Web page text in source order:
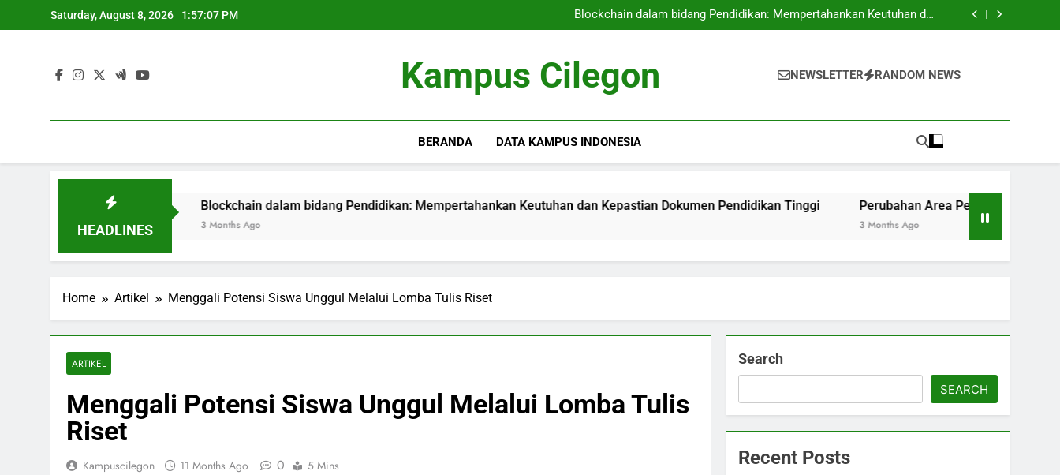
to
Saturday, August 8, 2026 1:57:08 PM
Blockchain dalam bidang Pendidikan: Mempertahankan Keutuhan dan
Kepastian Dokumen Pendidikan Tinggi
Perubahan Area Pembelajaran: Dari Ruang Konvensional menuju Kelas
Blockchain dalam bidang Pendidikan: Mempertahankan Keutuhan dan
Kepastian Dokumen Pendidikan Tinggi
Perubahan Area Pembelajaran: Dari Ruang Konvensional menuju Kelas
Kampus Cilegon NEWSLETTER RANDOM NEWS
BERANDA DATA KAMPUS INDONESIA
HEADLINES
Blockchain dalam bidang Pendidikan: Mempertahankan Keutuhan dan Kepastian Dokumen Pendidikan Tinggi
3 Months Ago
Perubahan Area Pembelajaran: Dari Ruang
Home Artikel Menggali Potensi Siswa Unggul Melalui Lomba Tulis Riset
ARTIKEL
Menggali Potensi Siswa Unggul Melalui Lomba Tulis
Riset
Kampuscilegon 11 Months Ago 0 5 Mins
Search
SEARCH
Recent Posts